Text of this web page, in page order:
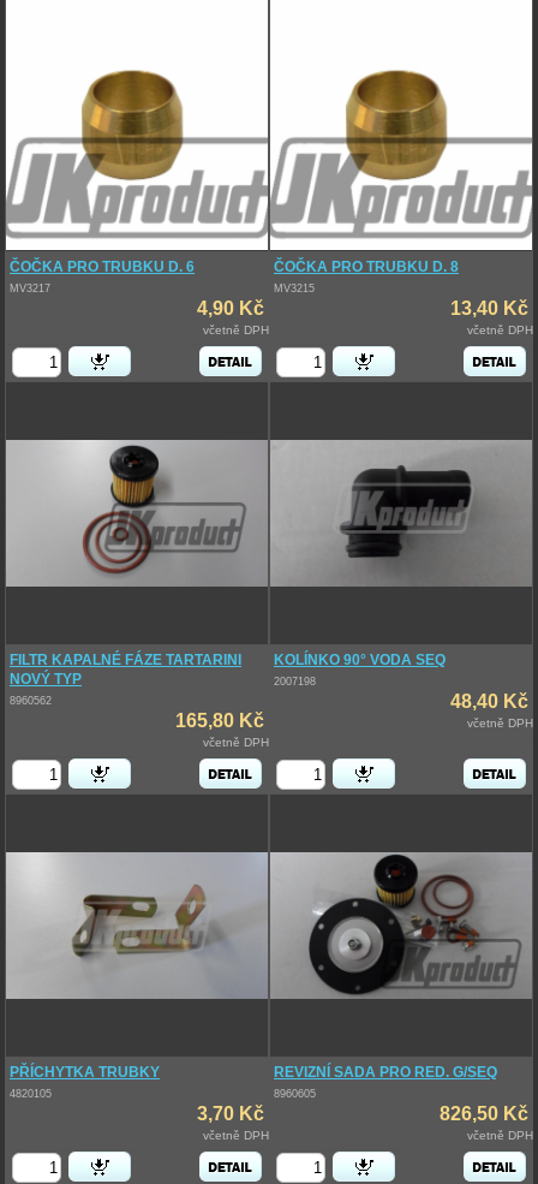
ČOČKA PRO TRUBKU D. 6
MV3217
4,90 Kč
včetně DPH
ČOČKA PRO TRUBKU D. 8
MV3215
13,40 Kč
včetně DPH
FILTR KAPALNÉ FÁZE TARTARINI
NOVÝ TYP
8960562
165,80 Kč
včetně DPH
KOLÍNKO 90° VODA SEQ
2007198
48,40 Kč
včetně DPH
PŘÍCHYTKA TRUBKY
4820105
3,70 Kč
včetně DPH
REVIZNÍ SADA PRO RED. G/SEQ
8960605
826,50 Kč
včetně DPH